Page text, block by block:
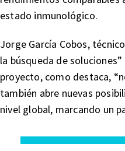
estado inmunológico.
Jorge García Cobos,
la búsqueda de
proyecto, como destaca,
también abre nuevas
nivel global, marcando un